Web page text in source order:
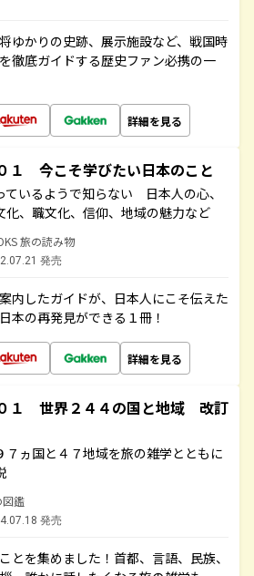
ゆかりの史跡、展示施設など、戦国時
徹底ガイドする歴史ファン必携の一
詳細を見る
１ 今こそ学びたい日本のこと
ているようで知らない 日本人の心、
化、職文化、信仰、地域の魅力など
旅の読み物
発売
内したガイドが、日本人にこそ伝えた
本の再発見ができる１冊！
詳細を見る
１ 世界２４４の国と地域 改訂
７ヵ国と４７地域を旅の雑学とともに
図鑑
発売
とを集めました！首都、言語、民族、